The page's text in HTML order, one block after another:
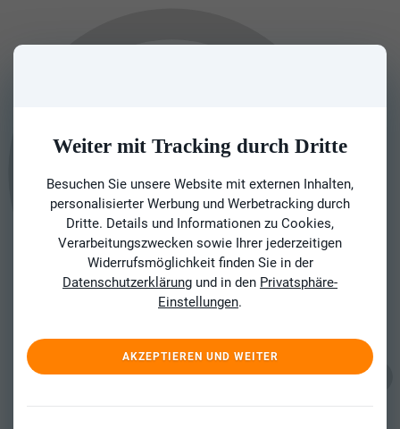
Weiter mit Tracking durch Dritte
Besuchen Sie unsere Website mit externen Inhalten,
personalisierter Werbung und Werbetracking durch
Dritte. Details und Informationen zu Cookies,
Verarbeitungszwecken sowie Ihrer jederzeitigen
Widerrufsmöglichkeit finden Sie in der
Datenschutzerklärung und in den Privatsphäre-
Einstellungen.
AKZEPTIEREN UND WEITER